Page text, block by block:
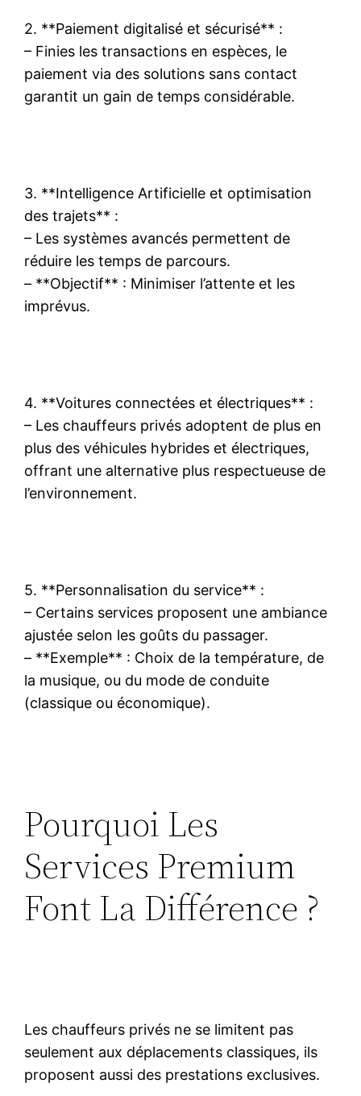
2. **Paiement digitalisé et sécurisé** :
– Finies les transactions en espèces, le
paiement via des solutions sans contact
garantit un gain de temps considérable.
3. **Intelligence Artificielle et optimisation
des trajets** :
– Les systèmes avancés permettent de
réduire les temps de parcours.
– **Objectif** : Minimiser l’attente et les
imprévus.
4. **Voitures connectées et électriques** :
– Les chauffeurs privés adoptent de plus en
plus des véhicules hybrides et électriques,
offrant une alternative plus respectueuse de
l’environnement.
5. **Personnalisation du service** :
– Certains services proposent une ambiance
ajustée selon les goûts du passager.
– **Exemple** : Choix de la température, de
la musique, ou du mode de conduite
(classique ou économique).
Pourquoi Les
Services Premium
Font La Différence ?
Les chauffeurs privés ne se limitent pas
seulement aux déplacements classiques, ils
proposent aussi des prestations exclusives.